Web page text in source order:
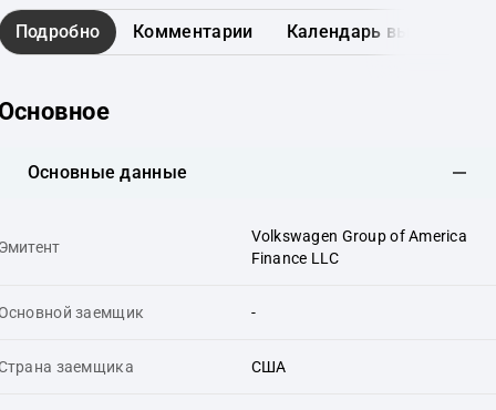
Подробно Комментарии Календарь выплат
Основные данные
Volkswagen Group of America
Finance LLC
заемщик -
заемщика США